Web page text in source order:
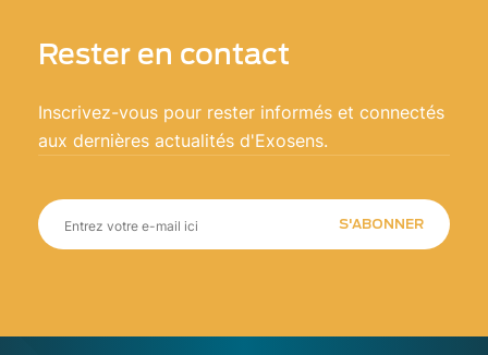
Rester en contact
Inscrivez-vous pour rester informés et connectés
aux dernières actualités d'Exosens.
S'ABONNER